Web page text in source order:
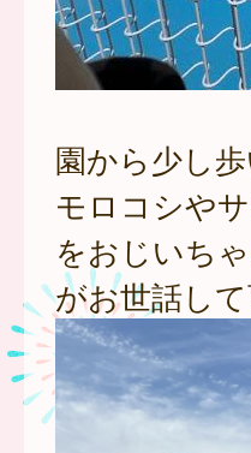
園から少し
モロコシや
をおじいち
がお世話して